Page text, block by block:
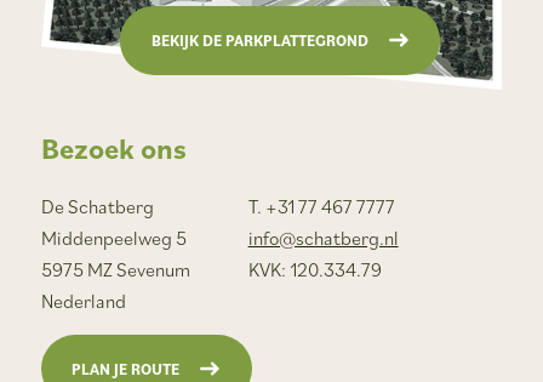
Bezoek ons
De Schatberg
Middenpeelweg 5
5975 MZ Sevenum
Nederland
T. +31 77 467 7777
info@schatberg.nl
KVK: 120.334.79
PLAN JE ROUTE
BEKIJK DE PARKPLATTEGROND